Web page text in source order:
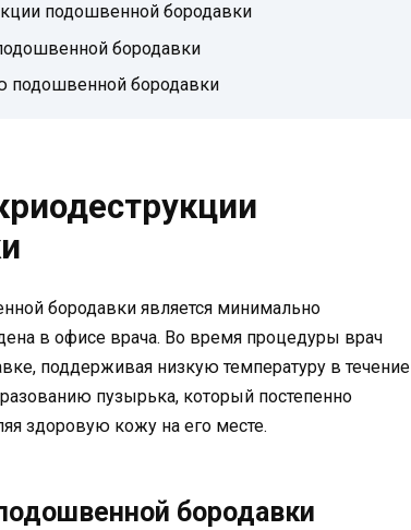
подошвенной бородавки
бородавки
подошвенной бородавки
бородавки является минимально
в офисе врача. Во время процедуры врач
поддерживая низкую температуру в течение
пузырька, который постепенно
здоровую кожу на его месте.
бородавки